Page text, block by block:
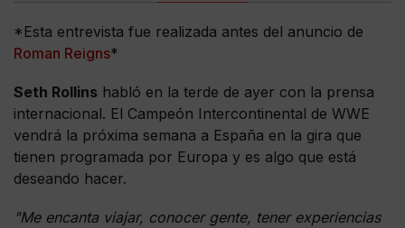
*Esta entrevista fue realizada antes del anuncio de
Roman Reigns*
Seth Rollins habló en la terde de ayer con la prensa
internacional. El Campeón Intercontinental de WWE
vendrá la próxima semana a España en la gira que
tienen programada por Europa y es algo que está
deseando hacer.
"Me encanta viajar, conocer gente, tener experiencias